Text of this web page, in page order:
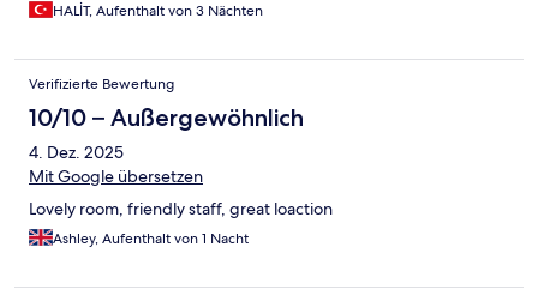
HALİT, Aufenthalt von 3 Nächten
Verifizierte Bewertung
10/10 – Außergewöhnlich
4. Dez. 2025
Mit Google übersetzen
Lovely room, friendly staff, great loaction
Ashley, Aufenthalt von 1 Nacht